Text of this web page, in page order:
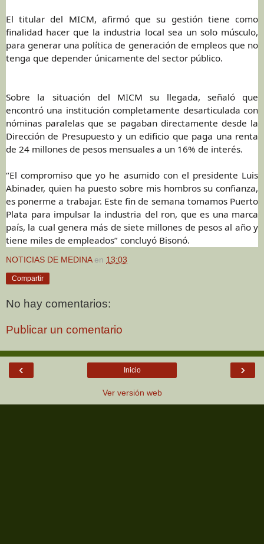
El titular del MICM, afirmó que su gestión tiene como
finalidad hacer que la industria local sea un solo músculo,
para generar una política de generación de empleos que no
tenga que depender únicamente del sector público.
Sobre la situación del MICM su llegada, señaló que
encontró una institución completamente desarticulada con
nóminas paralelas que se pagaban directamente desde la
Dirección de Presupuesto y un edificio que paga una renta
de 24 millones de pesos mensuales a un 16% de interés.
“El compromiso que yo he asumido con el presidente Luis
Abinader, quien ha puesto sobre mis hombros su confianza,
es ponerme a trabajar. Este fin de semana tomamos Puerto
Plata para impulsar la industria del ron, que es una marca
país, la cual genera más de siete millones de pesos al año y
tiene miles de empleados” concluyó Bisonó.
NOTICIAS DE MEDINA en 13:03
Compartir
No hay comentarios:
Publicar un comentario
‹ ›
Inicio
Ver versión web